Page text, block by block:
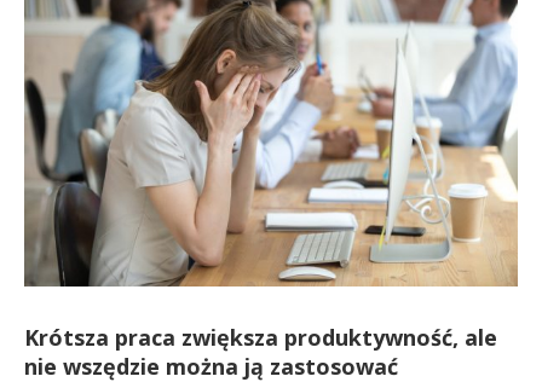
Krótsza praca zwiększa produktywność, ale
nie wszędzie można ją zastosować